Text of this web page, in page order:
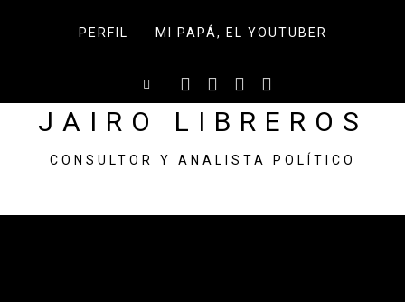
PERFIL MI PAPÁ, EL YOUTUBER
JAIRO LIBREROS
CONSULTOR Y ANALISTA POLÍTICO